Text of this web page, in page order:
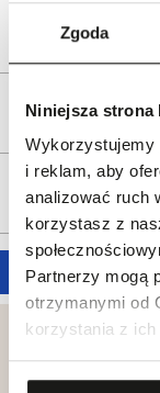
Zgoda
Niniejsza
Wykorzystujemy
i reklam, aby
analizować ruch
korzystasz z
Partnerzy mogą
otrzymanymi od
korzystania z ich
Wysyłka
Reklamacje i
Tagi